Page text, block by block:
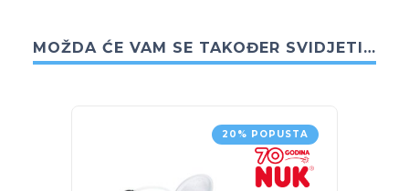
MOŽDA ĆE VAM SE TAKOĐER SVIDJETI…
20% POPUSTA